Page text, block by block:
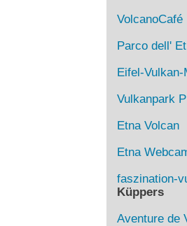
VolcanoCafé
Parco dell'
Eifel-Vulkan-
Vulkanpark
Etna Volcan
Etna
faszination-
Küppers
Aventure de